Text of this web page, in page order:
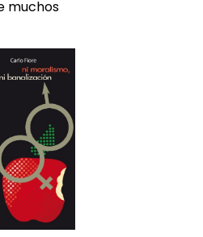
muchos